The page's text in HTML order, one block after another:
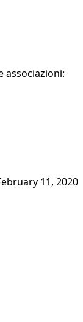
associazioni:
11, 2020